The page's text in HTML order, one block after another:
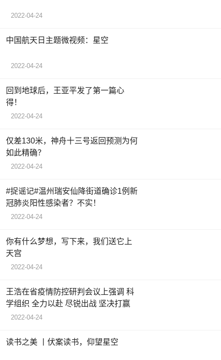
2022-04-24
中国航天日主题微视频：星空
2022-04-24
回到地球后，王亚平发了第一篇心
得！
2022-04-24
仅差130米，神舟十三号返回预测为何
如此精确？
2022-04-24
#捉谣记#温州瑞安仙降街道确诊1例新
冠肺炎阳性感染者？不实！
2022-04-24
你有什么梦想，写下来，我们送它上
天宫
2022-04-24
王浩在省疫情防控研判会议上强调 科
学组织 全力以赴 尽锐出战 坚决打赢
2022-04-24
读书之美 丨伏案读书，仰望星空